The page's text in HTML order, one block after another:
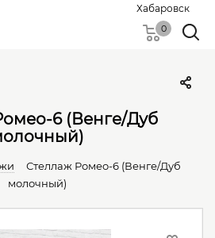
Хабаровск
0
6 (Венге/Дуб
Стеллаж Ромео-6 (Венге/Дуб
молочный)